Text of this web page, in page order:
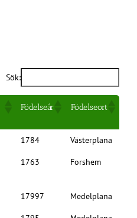
Sök:
Födelseår Födelseort
1784 Västerplana
1763 Forshem
17997 Medelplana